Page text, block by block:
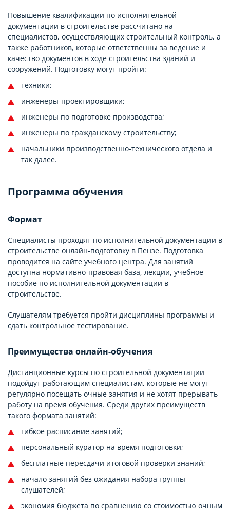
Повышение квалификации по исполнительной
документации в строительстве рассчитано на
специалистов, осуществляющих строительный контроль, а
также работников, которые ответственны за ведение и
качество документов в ходе строительства зданий и
сооружений. Подготовку могут пройти:
техники;
инженеры-проектировщики;
инженеры по подготовке производства;
инженеры по гражданскому строительству;
начальники производственно-технического отдела и
так далее.
Программа обучения
Формат
Специалисты проходят по исполнительной документации в
строительстве онлайн-подготовку в Пензе. Подготовка
проводится на сайте учебного центра. Для занятий
доступна нормативно-правовая база, лекции, учебное
пособие по исполнительной документации в
строительстве.
Слушателям требуется пройти дисциплины программы и
сдать контрольное тестирование.
Преимущества онлайн-обучения
Дистанционные курсы по строительной документации
подойдут работающим специалистам, которые не могут
регулярно посещать очные занятия и не хотят прерывать
работу на время обучения. Среди других преимуществ
такого формата занятий:
гибкое расписание занятий;
персональный куратор на время подготовки;
бесплатные пересдачи итоговой проверки знаний;
начало занятий без ожидания набора группы
слушателей;
экономия бюджета по сравнению со стоимостью очным